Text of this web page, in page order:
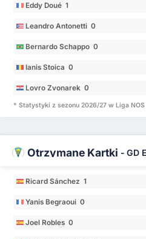
Eddy Doué 1
Leandro Antonetti 0
Bernardo Schappo 0
Ianis Stoica 0
Lovro Zvonarek 0
* Statystyki z sezonu 2026/27 w Liga NOS
Otrzymane Kartki - GD
Ricard Sánchez 1
Yanis Begraoui 0
Joel Robles 0